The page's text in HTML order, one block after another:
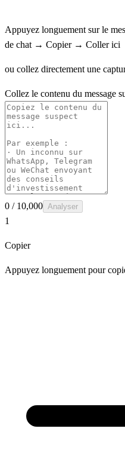
Appuyez longuement sur le
de chat → Copier → Coller ici
ou collez directement une
Collez le contenu du message
0 / 10,000 Analyser
1
Copier
Appuyez longuement pour